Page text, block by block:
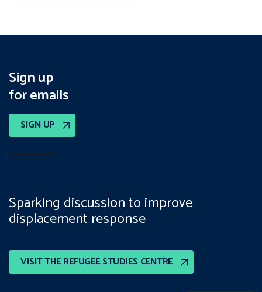
Sign up
for emails
SIGN UP
VISIT THE REFUGEE STUDIES CENTRE
Sparking discussion to improve
displacement response